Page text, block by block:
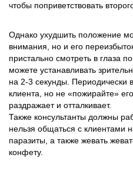
чтобы поприветствовать
Однако ухудшить положение
внимания, но и его
пристально смотреть в глаза
можете устанавливать
на 2-3 секунды. Периодически
клиента, но не «пожирайте»
раздражает и отталкивает.
Также консультанты должны
нельзя общаться с клиентами
паразиты, а также жевать
конфету.